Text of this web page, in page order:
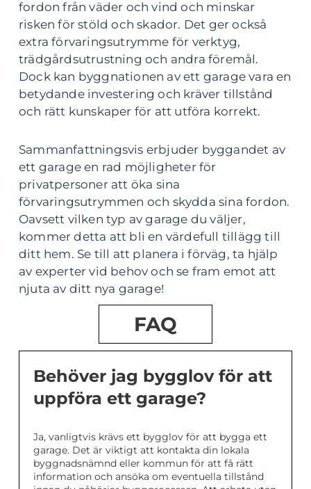
fordon från väder och vind och minskar
risken för stöld och skador. Det ger också
extra förvaringsutrymme för verktyg,
trädgårdsutrustning och andra föremål.
Dock kan byggnationen av ett garage vara en
betydande investering och kräver tillstånd
och rätt kunskaper för att utföra korrekt.
Sammanfattningsvis erbjuder byggandet av
ett garage en rad möjligheter för
privatpersoner att öka sina
förvaringsutrymmen och skydda sina fordon.
Oavsett vilken typ av garage du väljer,
kommer detta att bli en värdefull tillägg till
ditt hem. Se till att planera i förväg, ta hjälp
av experter vid behov och se fram emot att
njuta av ditt nya garage!
FAQ
Behöver jag bygglov för att
uppföra ett garage?
Ja, vanligtvis krävs ett bygglov för att bygga ett
garage. Det är viktigt att kontakta din lokala
byggnadsnämnd eller kommun för att få rätt
information och ansöka om eventuella tillstånd